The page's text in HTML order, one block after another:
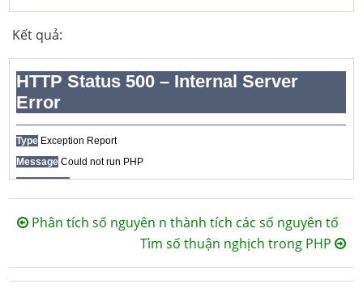
Kết quả:
Phân tích số nguyên n thành tích các số nguyên tố
Tìm số thuận nghịch trong PHP